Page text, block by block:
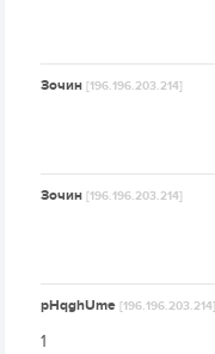
Зочин[196.196.203.214]
Зочин[196.196.203.214]
pHqghUme[196.196.203.214]
1